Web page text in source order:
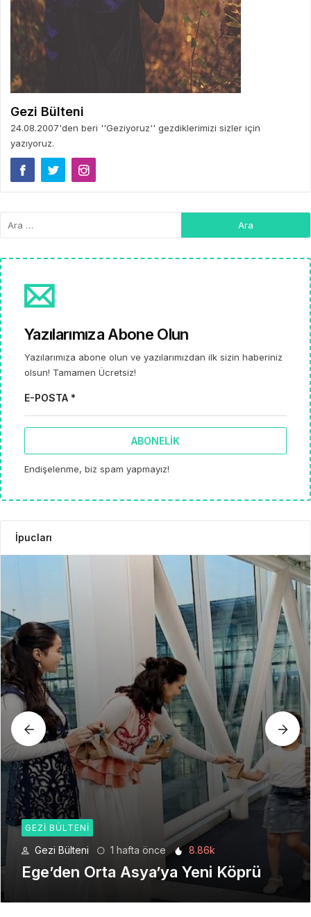
Gezi Bülteni
24.08.2007'den beri ''Geziyoruz'' gezdiklerimizi sizler için
yazıyoruz.
Yazılarımıza Abone Olun
Yazılarımıza abone olun ve yazılarımızdan ilk sizin haberiniz
olsun! Tamamen Ücretsiz!
E-POSTA *
ABONELIK
Endişelenme, biz spam yapmayız!
İpucları
GEZI BÜLTENI
Gezi Bülteni 6.21k
Seyahat Teknolojilerinde Yeni Bir
Dönem